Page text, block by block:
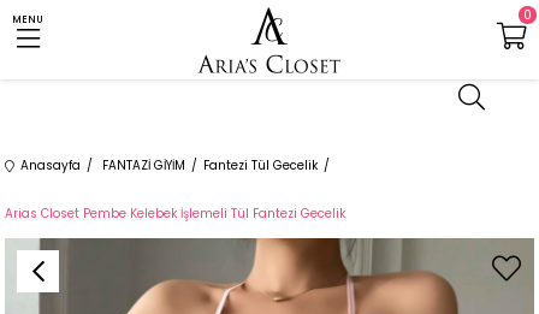
MENU 0
Anasayfa FANTAZİ GİYİM Fantezi Tül Gecelik
Arias Closet Pembe Kelebek İşlemeli Tül Fantezi Gecelik